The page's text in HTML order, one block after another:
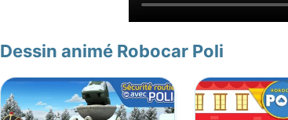
Dessin animé Robocar Poli